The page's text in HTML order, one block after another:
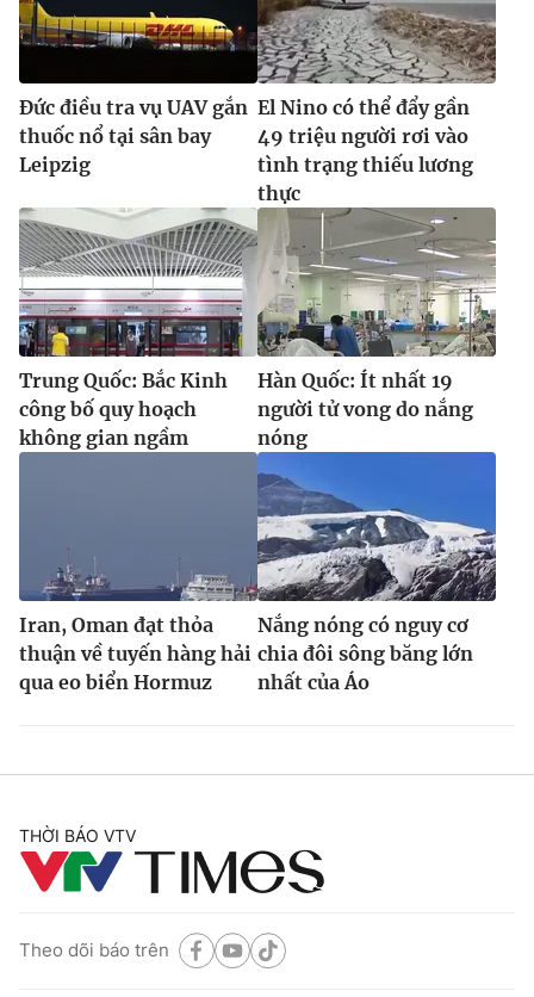
Ðiện thoại Thời báo VTV:
024.66 897 897
Email:toasoan@vtv.vn
Liên hệ quảng cáo:024-7300.7108
® Cấm sao chép dưới mọi hình thức nếu không có sự chấp
thuận bằng văn bản. Ghi rõ nguồn VTV.vn khi phát hành lại
Đức điều tra vụ UAV gắn
thuốc nổ tại sân bay
Leipzig
El Nino có thể đẩy gần
49 triệu người rơi vào
tình trạng thiếu lương
thực
Trung Quốc: Bắc Kinh
công bố quy hoạch
không gian ngầm
Hàn Quốc: Ít nhất 19
người tử vong do nắng
nóng
Iran, Oman đạt thỏa
thuận về tuyến hàng hải
qua eo biển Hormuz
Nắng nóng có nguy cơ
chia đôi sông băng lớn
nhất của Áo
THỜI BÁO VTV
Theo dõi báo trên